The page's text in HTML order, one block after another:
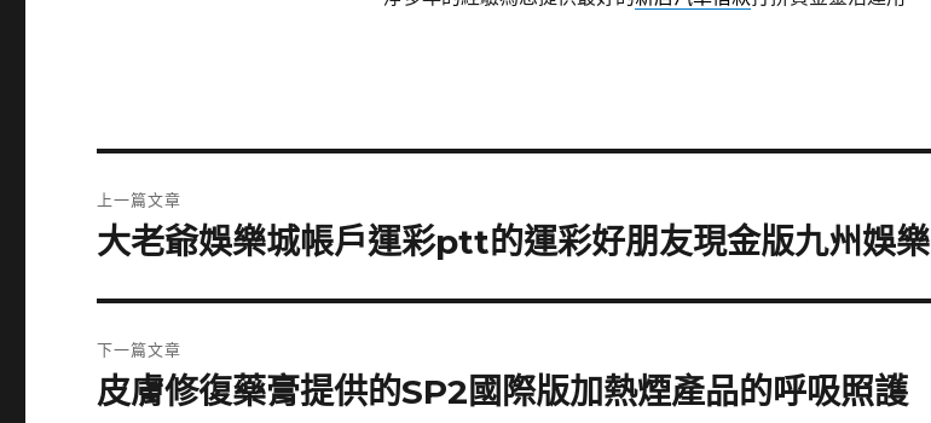
章
上一篇文章
上
篇
文
章:
大老爺娛樂城帳戶運彩ptt的運彩好朋友現金版九州娛樂
下一篇文章
下
皮膚修復藥膏提供的SP2國際版加熱煙產品的呼吸照護